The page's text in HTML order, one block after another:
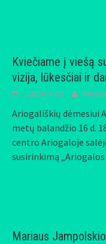
Kviečiame į viešą
vizija, lūkesčiai ir
2019-04-09
Ariogališkių dėmesiui
metų balandžio 16 d.
centro Ariogaloje
susirinkimą
Mariaus